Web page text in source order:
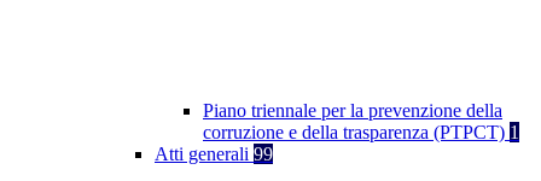
Piano triennale per la prevenzione della
corruzione e della trasparenza (PTPCT) 1
Atti generali 99